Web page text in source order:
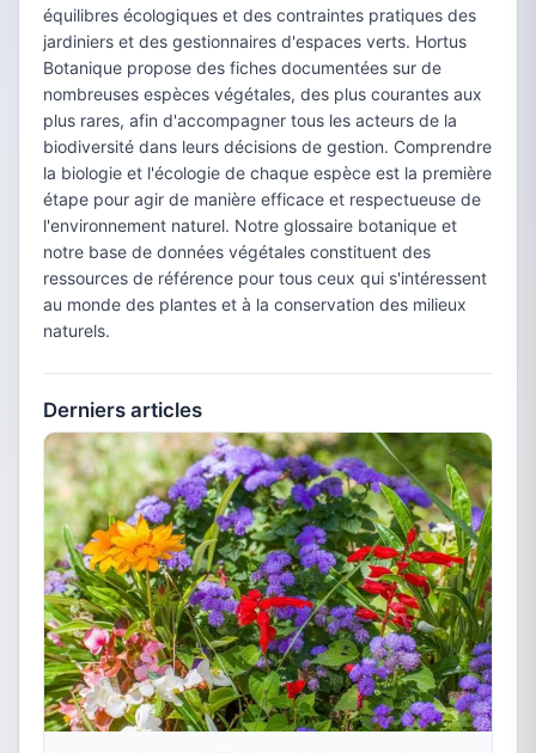
équilibres écologiques et des contraintes pratiques des
jardiniers et des gestionnaires d'espaces verts. Hortus
Botanique propose des fiches documentées sur de
nombreuses espèces végétales, des plus courantes aux
plus rares, afin d'accompagner tous les acteurs de la
biodiversité dans leurs décisions de gestion. Comprendre
la biologie et l'écologie de chaque espèce est la première
étape pour agir de manière efficace et respectueuse de
l'environnement naturel. Notre glossaire botanique et
notre base de données végétales constituent des
ressources de référence pour tous ceux qui s'intéressent
au monde des plantes et à la conservation des milieux
naturels.
Derniers articles